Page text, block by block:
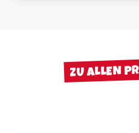
ZU ALLEN